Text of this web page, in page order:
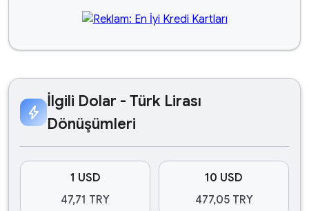
bolt
İlgili Dolar - Türk Lirası
Dönüşümleri
1 USD
47,71 TRY
10 USD
477,05 TRY